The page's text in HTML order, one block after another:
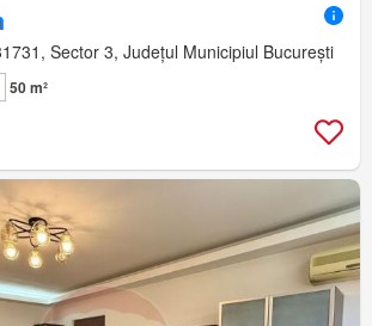
Sector 3, Județul Municipiul București
50 m²